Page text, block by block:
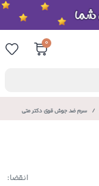
0
سرم ضد جوش قوی دکتر متی
انقضا: